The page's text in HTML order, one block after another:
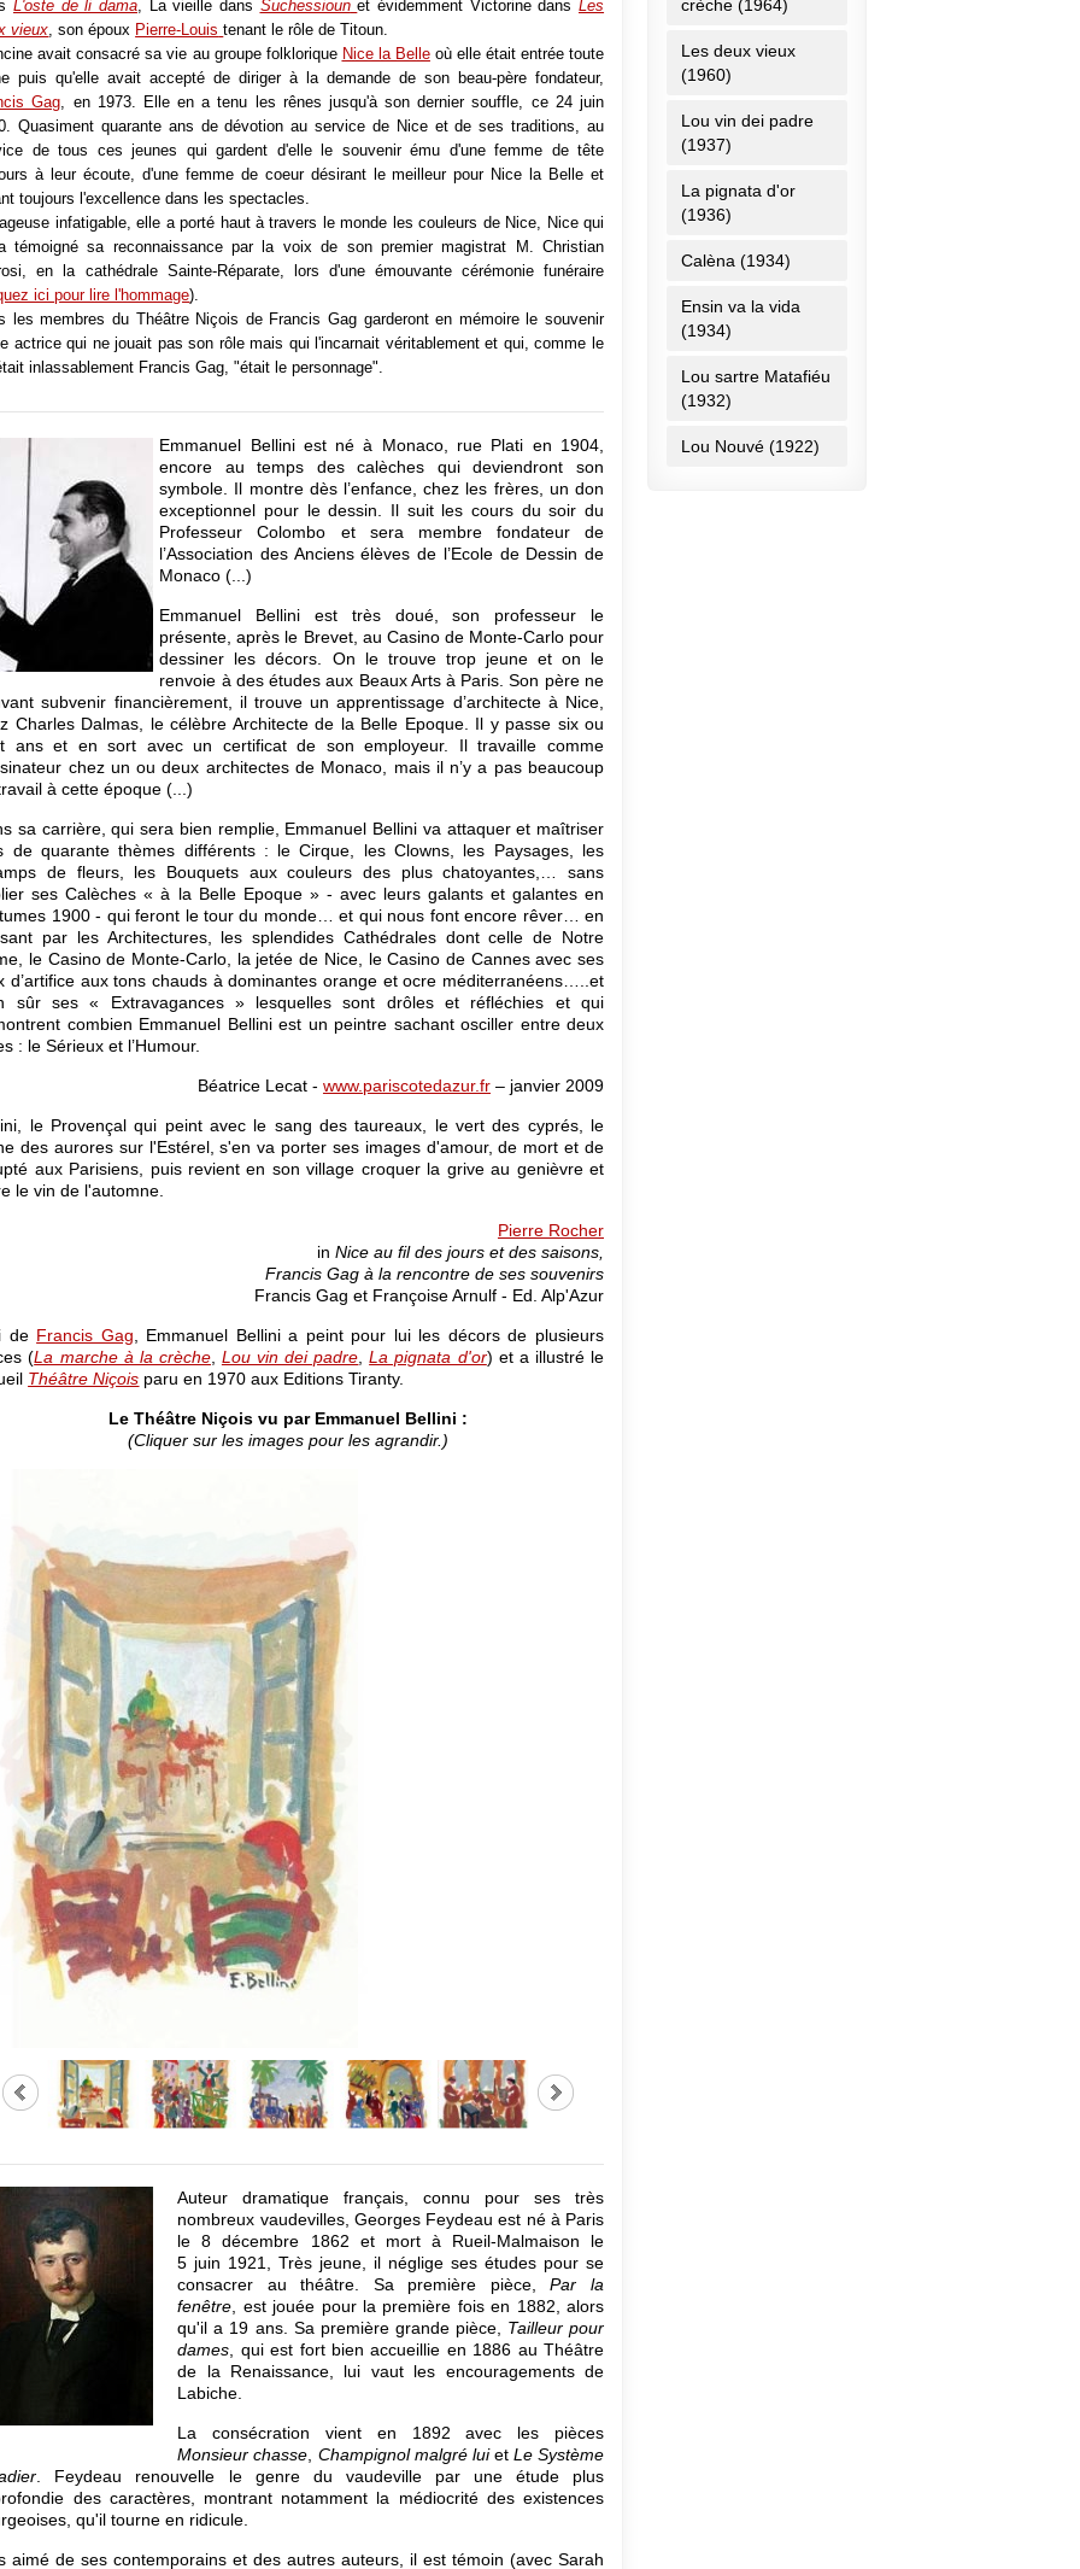
: merci Francine. Voilà ce que je voulais vous dire.
tous qui êtes autour d’elle aujourd’hui, et autour de sa famille, à vous tous
amis, ses proches, les anciens de Nice la Belle, les jeunes qui en sont
aujourd’hui, les membres de la troupe du Théâtre niçois de Francis
vous tous, Niçoises et Niçois qui êtes là, je veux dire ceci : s’il est des
qui valent d’être vécus, ce sont ceux où l’on met une passion au
des autres.
Gag a mis sa passion au service de sa ville, elle a su fédérer,
structurer les bonnes volontés et les passions des autres dans un but
celui de faire connaître l’âme profonde de Nice et de son comté. C’est
sort qu’elle a choisi là, c’est un bel engagement qu’elle a pris et qu’elle a
jusqu’au bout. Je vous souhaite, je nous souhaite, de savoir et de pouvoir
de même.
allez vous éloigner un peu, Francine. Pas très loin, certes, juste sur nos
mais vous allez quitter le babazouk, ce Vieux-Nice qui, comme l’écrit
sera une vraie première fois. Vous allez nous manquer, comme vous
déjà à Pierre-Louis. On va se dire que vous vous êtes juste absentée,
vous avez emmené Nice la Belle vers une destination lointaine, pour faire
à ses jeunes d’autres cultures et d’autres paysages. On va juste se
que vous reviendrez dans longtemps, et on va penser à vous, pour combler
Francine, ne vous inquiètez pas, la culture et la tradition niçoise sont
on y veille tous.
par notre présence autour de vous, on le dit, et on le proclame.
revèire, Francine, et vive Nice la Belle.
Retour à l'article
L'oste de li dama, La vieille dans Suchessioun et évidemment Victorine dansLes
vieux, son époux Pierre-Louis tenant le rôle de Titoun.
avait consacré sa vie au groupe folklorique Nice la Belleoù elle était entrée toute
puis qu'elle avait accepté de diriger à la demande de son beau-père fondateur,
Gag, en 1973. Elle en a tenu les rênes jusqu'à son dernier souffle, ce 24 juin
Quasiment quarante ans de dévotion au service de Nice et de ses traditions, au
de tous ces jeunes qui gardent d'elle le souvenir ému d'une femme de tête
à leur écoute, d'une femme de coeur désirant le meilleur pour Nice la Belle et
toujours l'excellence dans les spectacles.
infatigable, elle a porté haut à travers le monde les couleurs de Nice, Nice qui
témoigné sa reconnaissance par la voix de son premier magistrat M. Christian
en la cathédrale Sainte-Réparate, lors d'une émouvante cérémonie funéraire
ici pour lire l'hommage).
les membres du Théâtre Niçois de Francis Gag garderont en mémoire le souvenir
actrice qui ne jouait pas son rôle mais qui l'incarnait véritablement et qui, comme le
inlassablement Francis Gag, "était le personnage".
Emmanuel Bellini est né à Monaco, rue Plati en 1904,
encore au temps des calèches qui deviendront son
symbole. Il montre dès l’enfance, chez les frères, un don
exceptionnel pour le dessin. Il suit les cours du soir du
Professeur Colombo et sera membre fondateur de
l’Association des Anciens élèves de l’Ecole de Dessin de
Monaco (...)
Emmanuel Bellini est très doué, son professeur le
présente, après le Brevet, au Casino de Monte-Carlo pour
dessiner les décors. On le trouve trop jeune et on le
renvoie à des études aux Beaux Arts à Paris. Son père ne
subvenir financièrement, il trouve un apprentissage d’architecte à Nice,
Charles Dalmas, le célèbre Architecte de la Belle Epoque. Il y passe six ou
ans et en sort avec un certificat de son employeur. Il travaille comme
chez un ou deux architectes de Monaco, mais il n’y a pas beaucoup
à cette époque (...)
sa carrière, qui sera bien remplie, Emmanuel Bellini va attaquer et maîtriser
de quarante thèmes différents : le Cirque, les Clowns, les Paysages, les
de fleurs, les Bouquets aux couleurs des plus chatoyantes,… sans
ses Calèches « à la Belle Epoque » - avec leurs galants et galantes en
1900 - qui feront le tour du monde… et qui nous font encore rêver… en
par les Architectures, les splendides Cathédrales dont celle de Notre
le Casino de Monte-Carlo, la jetée de Nice, le Casino de Cannes avec ses
d’artifice aux tons chauds à dominantes orange et ocre méditerranéens…..et
sûr ses « Extravagances » lesquelles sont drôles et réfléchies et qui
combien Emmanuel Bellini est un peintre sachant osciller entre deux
: le Sérieux et l’Humour.
Béatrice Lecat - www.pariscotedazur.fr– janvier 2009
le Provençal qui peint avec le sang des taureaux, le vert des cyprés, le
des aurores sur l'Estérel, s'en va porter ses images d'amour, de mort et de
aux Parisiens, puis revient en son village croquer la grive au genièvre et
le vin de l'automne.
Pierre Rocher
in Nice au fil des jours et des saisons,
Francis Gag à la rencontre de ses souvenirs
Francis Gag et Françoise Arnulf - Ed. Alp'Azur
de Francis Gag , Emmanuel Bellini a peint pour lui les décors de plusieurs
(La marche à la crèche, Lou vin dei padre ,La pignata d'or) et a illustré le
Théâtre Niçois paru en 1970 aux Editions Tiranty.
Le Théâtre Niçois vu par Emmanuel Bellini :
(Cliquer sur les images pour les agrandir.)
Auteur dramatique français, connu pour ses très
nombreux vaudevilles, Georges Feydeau est né à Paris
le 8 décembre 1862 et mort à Rueil-Malmaison le
5 juin 1921, Très jeune, il néglige ses études pour se
consacrer au théâtre. Sa première pièce,Par la
fenêtre, est jouée pour la première fois en 1882, alors
qu'il a 19 ans. Sa première grande pièce, Tailleur pour
dames, qui est fort bien accueillie en 1886 au Théâtre
de la Renaissance, lui vaut les encouragements de
Labiche.
La consécration vient en 1892 avec les pièces
Monsieur chasse, Champignol malgré luiet Le Système
. Feydeau renouvelle le genre du vaudeville par une étude plus
des caractères, montrant notamment la médiocrité des existences
qu'il tourne en ridicule.
aimé de ses contemporains et des autres auteurs, il est témoin (avec Sarah
crèche (1964)
Les deux vieux
(1960)
Lou vin dei padre
(1937)
La pignata d'or
(1936)
Calèna (1934)
Ensin va la vida
(1934)
Lou sartre Matafiéu
(1932)
Lou Nouvé (1922)